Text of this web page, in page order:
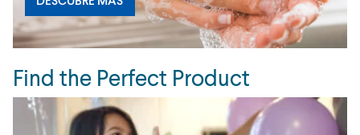
Find the Perfect Product